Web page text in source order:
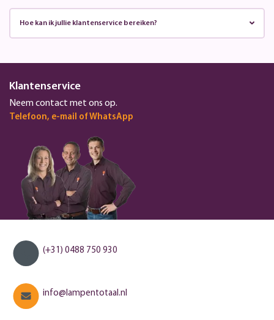
Hoe kan ik jullie klantenservice bereiken?
Klantenservice
Neem contact met ons op.
Telefoon, e-mail of WhatsApp
(+31) 0488 750 930
info@lampentotaal.nl